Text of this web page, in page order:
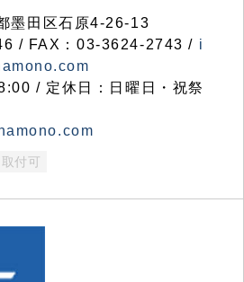
田区石原4-26-13
/ FAX：03-3624-2743 / i
/ 定休日：日曜日・祝祭
付可